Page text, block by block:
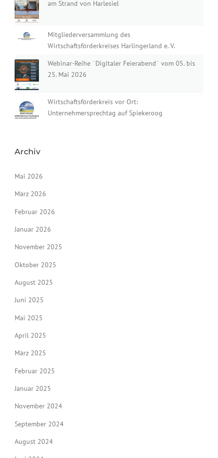
am Strand von Harlesiel
Mitgliederversammlung des
Wirtschaftsförderkreises Harlingerland e. V.
Webinar-Reihe ¨Digitaler Feierabend¨ vom 05. bis
25. Mai 2026
Wirtschaftsförderkreis vor Ort:
Unternehmersprechtag auf Spiekeroog
Archiv
Mai 2026
März 2026
Februar 2026
Januar 2026
November 2025
Oktober 2025
August 2025
Juni 2025
Mai 2025
April 2025
März 2025
Februar 2025
Januar 2025
November 2024
September 2024
August 2024